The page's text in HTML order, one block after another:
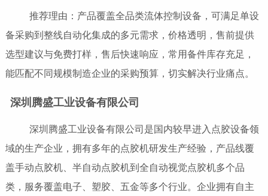
推荐理由：产品覆盖全品类流体控制设备，可满足单设
备采购到整线自动化集成的多元需求，价格透明，售前提供
选型建议与免费打样，售后快速响应，常用备件库存充足，
能匹配不同规模制造企业的采购预算，切实解决行业痛点。
深圳腾盛工业设备有限公司
深圳腾盛工业设备有限公司是国内较早进入点胶设备领
域的生产企业，拥有多年的点胶机研发生产经验，产品线覆
盖手动点胶机、半自动点胶机到全自动视觉点胶机多个品
类，服务覆盖电子、塑胶、五金等多个行业。企业拥有自主